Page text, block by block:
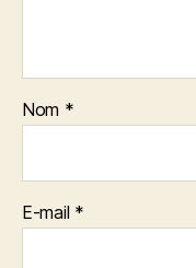
Nom *
E-mail *